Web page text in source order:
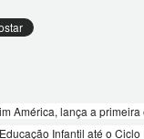
América, lança a
Infantil até o Ciclo